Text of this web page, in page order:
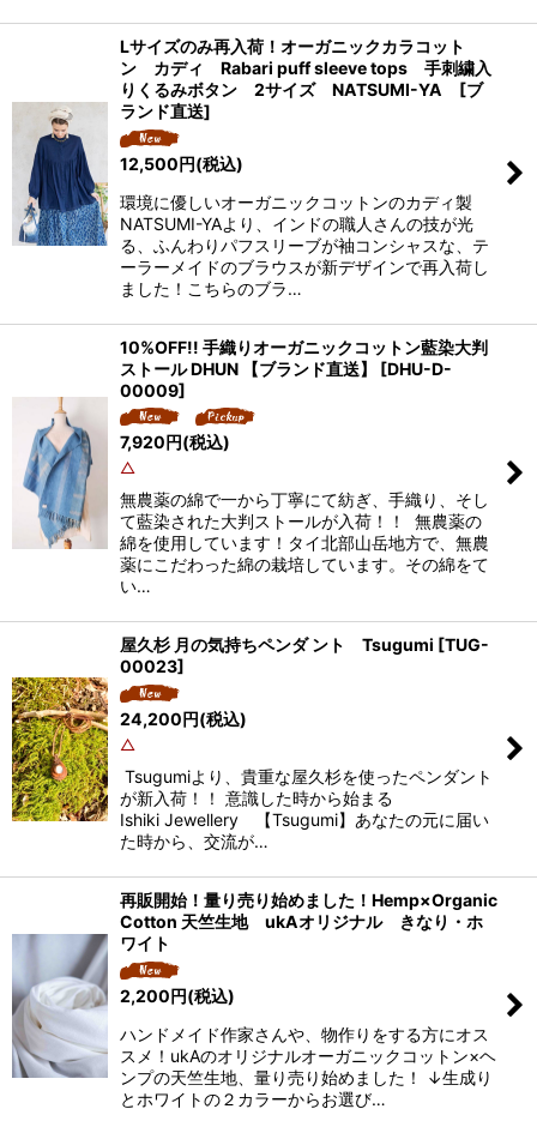
Lサイズのみ再入荷！オーガニックカラコット
ン カディ Rabari puff sleeve tops 手刺繍入
りくるみボタン 2サイズ NATSUMI-YA [ブ
ランド直送]
12,500円(税込)
環境に優しいオーガニックコットンのカディ製
NATSUMI-YAより、インドの職人さんの技が光
る、ふんわりパフスリーブが袖コンシャスな、テ
ーラーメイドのブラウスが新デザインで再入荷し
ました！こちらのブラ…
10%OFF!! 手織りオーガニックコットン藍染大判
ストール DHUN 【ブランド直送】
[DHU-D-
00009]
7,920円(税込)
△
無農薬の綿で一から丁寧にて紡ぎ、手織り、そし
て藍染された大判ストールが入荷！！ 無農薬の
綿を使用しています！タイ北部山岳地方で、無農
薬にこだわった綿の栽培しています。その綿をて
い…
屋久杉 月の気持ちペンダ ント Tsugumi [TUG-
00023]
24,200円(税込)
△
Tsugumiより、貴重な屋久杉を使ったペンダント
が新入荷！！ 意識した時から始まる
Ishiki Jewellery 【Tsugumi】あなたの元に届い
た時から、交流が…
再販開始！量り売り始めました！Hemp×Organic
Cotton 天竺生地 ukAオリジナル きなり・ホ
ワイト
2,200円(税込)
ハンドメイド作家さんや、物作りをする方にオス
スメ！ukAのオリジナルオーガニックコットン×ヘ
ンプの天竺生地、量り売り始めました！ ↓生成り
とホワイトの２カラーからお選び…